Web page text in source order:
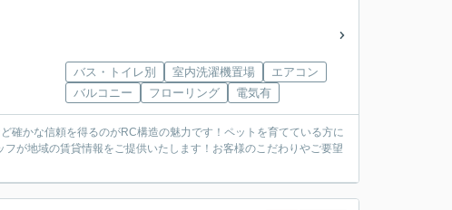
バス・トイレ別 室内洗濯機置場
エアコン
バルコニー
フローリング 電気有
確かな信頼を得るのがRC構造の魅力です！ペットを育てている方に
が地域の賃貸情報をご提供いたします！お客様のこだわりやご要望